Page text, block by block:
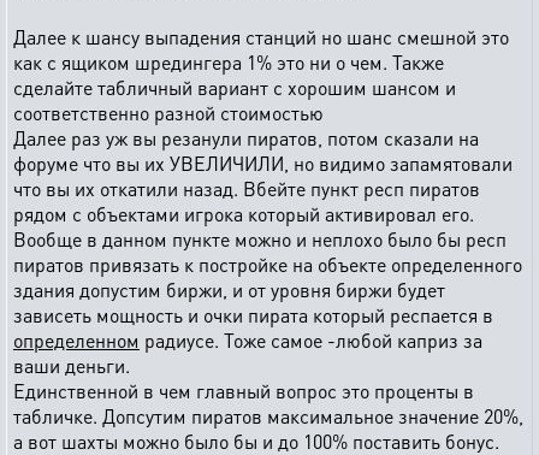
Далее к шансу выпадения станций но шанс смешной это
как с ящиком шредингера 1% это ни о чем. Также
сделайте табличный вариант с хорошим шансом и
соответственно разной стоимостью
Далее раз уж вы резанули пиратов, потом сказали на
форуме что вы их УВЕЛИЧИЛИ, но видимо запамятовали
что вы их откатили назад. Вбейте пункт респ пиратов
рядом с объектами игрока который активировал его.
Вообще в данном пункте можно и неплохо было бы респ
пиратов привязать к постройке на объекте определенного
здания допустим биржи, и от уровня биржи будет
зависеть мощность и очки пирата который респается в
определенном радиусе. Тоже самое -любой каприз за
ваши деньги.
Единственной в чем главный вопрос это проценты в
табличке. Допсутим пиратов максимальное значение 20%,
а вот шахты можно было бы и до 100% поставить бонус.